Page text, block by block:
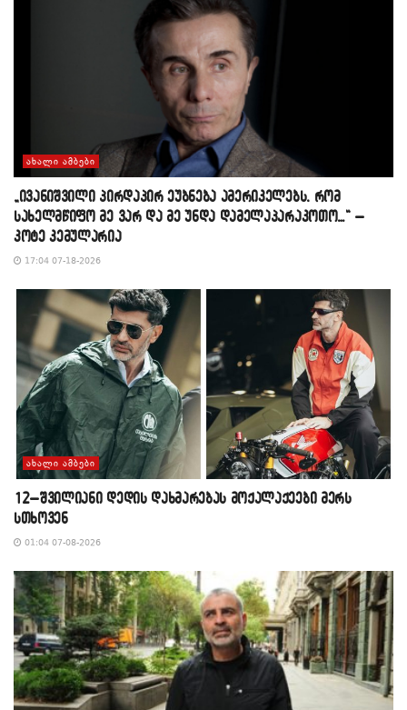
ᲐᲮᲐᲚᲘ ᲐᲛᲑᲔᲑᲘ
„ივანიშვილი პირდაპირ ეუბნება ამერიკელებს, რომ
სახელმწიფო მე ვარ და მე უნდა დამელაპარაკოთო…“ –
კოტე კემულარია
17:04 07-18-2026
ᲐᲮᲐᲚᲘ ᲐᲛᲑᲔᲑᲘ
12–შვილიანი დედის დახმარებას მოქალაქეები მერს
სთხოვენ
01:04 07-08-2026